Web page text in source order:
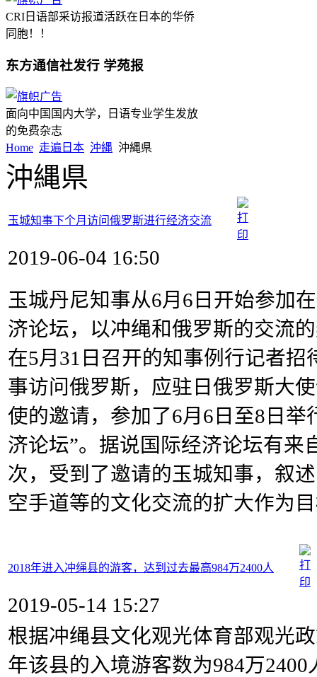
CRI日语部采访报道活跃在日本的华侨
同胞！！
东方通信社发行 学苑报
面向中国国内大学，日语专业学生发放
的免费杂志
Home 走遍日本 沖縄 沖縄県
沖縄県
玉城知事下个月访问俄罗斯进行经济交流
2019-06-04 16:50
玉城丹尼知事从6月6日开始参加
济论坛，以冲绳和俄罗斯的交流
在5月31日召开的知事例行记者招
事访问俄罗斯，应驻日俄罗斯大
使的邀请，参加了6月6日至8日举
济论坛”。据说国际经济论坛有来
次，受到了邀请的玉城知事，叙
空手道等的文化交流的扩大作为
2018年进入冲绳县的游客，达到过去最高984万2400人
2019-05-14 15:27
根据冲绳县文化观光体育部观光
年该县的入境游客数为984万